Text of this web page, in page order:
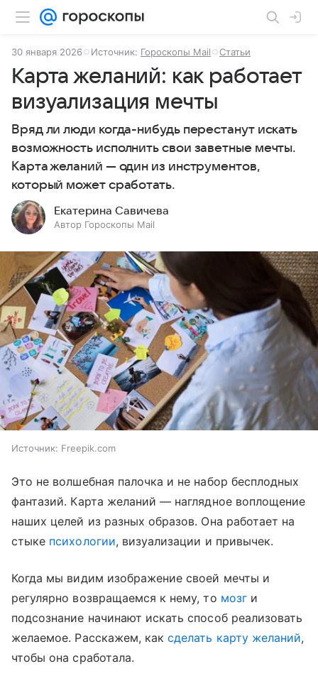
30 января 2026 Источник: Гороскопы Mail Статьи
Карта желаний: как работает
визуализация мечты
Вряд ли люди когда-нибудь перестанут искать
возможность исполнить свои заветные мечты.
Карта желаний — один из инструментов,
который может сработать.
Екатерина Савичева
Автор Гороскопы Mail
Источник: Freepik.com
Это не волшебная палочка и не набор бесплодных
фантазий. Карта желаний — наглядное воплощение
наших целей из разных образов. Она работает на
стыке психологии, визуализации и привычек.
Когда мы видим изображение своей мечты и
регулярно возвращаемся к нему, то мозги
подсознание начинают искать способ реализовать
желаемое. Расскажем, каксделать карту желаний,
чтобы она сработала.